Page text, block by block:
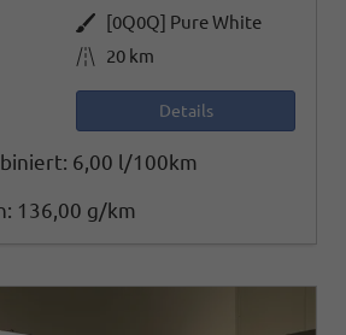
Außenfarbe
[0Q0Q] Pure White
Kilometerstand 20 km
Details
6,00 l/100km
136,00 g/km